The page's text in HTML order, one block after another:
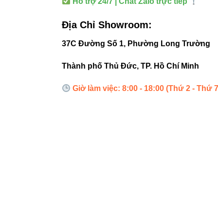
Địa Chỉ Showroom:
37C Đường Số 1, Phường Long Trường
Thành phố Thủ Đức, TP. Hồ Chí Minh
Giờ làm việc: 8:00 - 18:00 (Thứ 2 - Thứ